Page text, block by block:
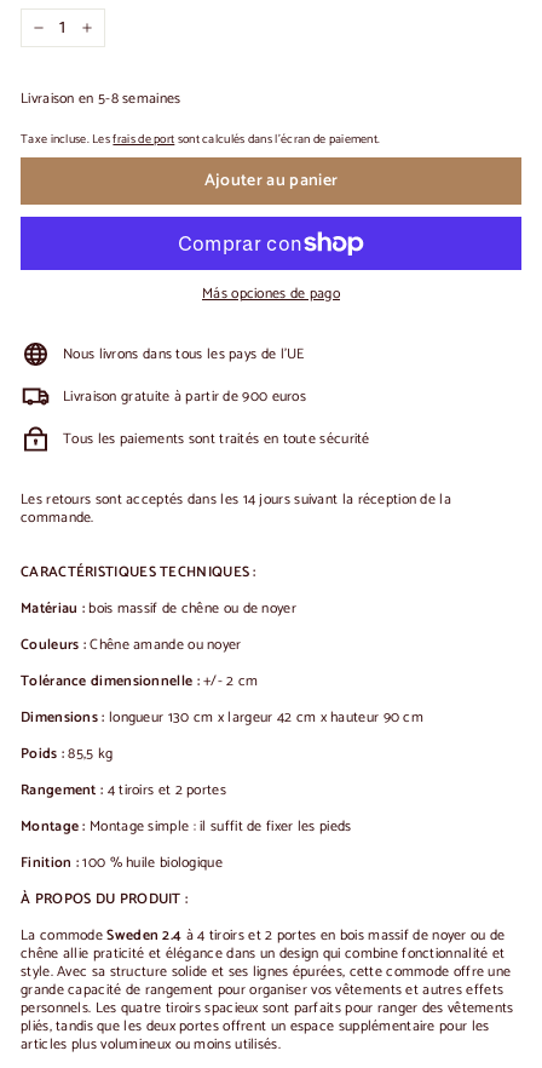
+
Livraison en 5-8 semaines
Taxe incluse. Lesfrais de portsont calculés dans l'écran de paiement.
Ajouter au panier
Más opciones de pago
Nous livrons dans tous les pays de l'UE
Livraison gratuite à partir de 900 euros
Tous les paiements sont traités en toute sécurité
Les retours sont acceptés dans les 14 jours suivant la réception de la
commande.
CARACTÉRISTIQUES TECHNIQUES :
Matériau :bois massif de chêne ou de noyer
Couleurs :Chêne amande ou noyer
Tolérance dimensionnelle :+/- 2 cm
Dimensions : longueur 130 cm x largeur 42 cm x hauteur 90 cm
Poids :85,5 kg
Rangement : 4 tiroirs et 2 portes
Montage : Montage simple : il suffit de fixer les pieds
Finition :100 % huile biologique
À PROPOS DU PRODUIT :
La commodeSweden 2.4 à 4 tiroirs et 2 portes en bois massif de noyer ou de
chêne allie praticité et élégance dans un design qui combine fonctionnalité et
style. Avec sa structure solide et ses lignes épurées, cette commode offre une
grande capacité de rangement pour organiser vos vêtements et autres effets
personnels. Les quatre tiroirs spacieux sont parfaits pour ranger des vêtements
pliés, tandis que les deux portes offrent un espace supplémentaire pour les
articles plus volumineux ou moins utilisés.